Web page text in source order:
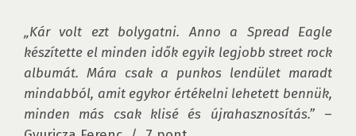
„Kár volt ezt bolygatni. Anno a Spread Eagle
készítette el minden idők egyik legjobb street rock
albumát. Mára csak a punkos lendület maradt
mindabból, amit egykor értékelni lehetett bennük,
minden más csak klisé és újrahasznosítás.” –